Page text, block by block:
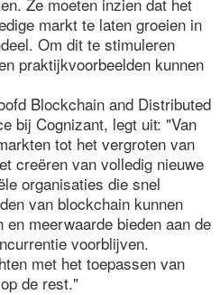
markt te laten groeien in
Om dit te stimuleren
praktijkvoorbeelden kunnen
Blockchain and Distributed
bij Cognizant, legt uit: "Van
tot het vergroten van
creëren van volledig nieuwe
organisaties die snel
van blockchain kunnen
meerwaarde bieden aan de
voorblijven.
met het toepassen van
de rest."